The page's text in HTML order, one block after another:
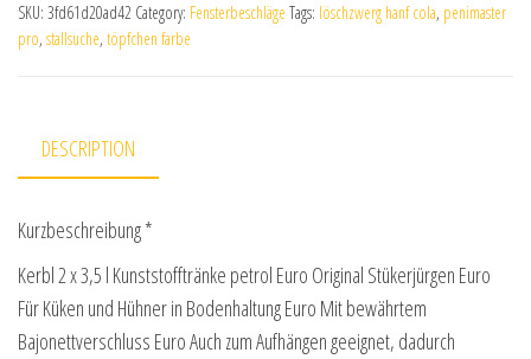
SKU: 3fd61d20ad42 Category: Fensterbeschläge Tags: löschzwerg hanf cola, penimaster
pro, stallsuche, töpfchen farbe
DESCRIPTION
Kurzbeschreibung *
Kerbl 2 x 3,5 l Kunststofftränke petrol Euro Original Stükerjürgen Euro
Für Küken und Hühner in Bodenhaltung Euro Mit bewährtem
Bajonettverschluss Euro Auch zum Aufhängen geeignet, dadurch